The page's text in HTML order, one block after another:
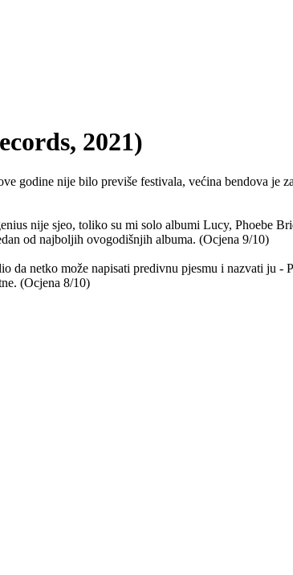
2021)
nije bilo previše festivala, većina bendova je
nije sjeo, toliko su mi solo albumi Lucy, Phoebe
od najboljih ovogodišnjih albuma. (Ocjena 9/10)
da netko može napisati predivnu pjesmu i nazvati ju -
(Ocjena 8/10)